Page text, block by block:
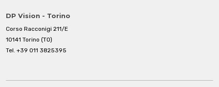
DP Vision - Torino
Corso Racconigi 211/E
10141 Torino (TO)
Tel. +39 011 3825395